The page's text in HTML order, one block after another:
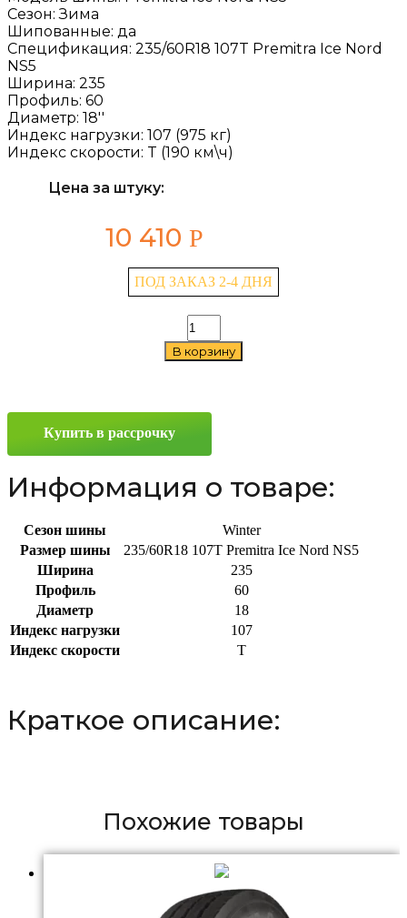
Сезон:Зима
Шипованные: да
Спецификация: 235/60R18 107T Premitra Ice Nord
NS5
Ширина: 235
Профиль: 60
Диаметр: 18''
Индекс нагрузки: 107 (975 кг)
Индекс скорости: T (190 км\ч)
Цена за штуку:
10 410 Р
ПОД ЗАКАЗ 2-4 ДНЯ
Количество
товара
Maxxis
NS5
R18
В корзину
Купить в рассрочку
Информация о товаре:
Сезон шины
Winter
Размер шины
235/60R18 107T Premitra Ice Nord NS5
Ширина
235
Профиль
60
Диаметр
18
Индекс нагрузки
107
Индекс скорости
T
Краткое описание:
Похожие товары